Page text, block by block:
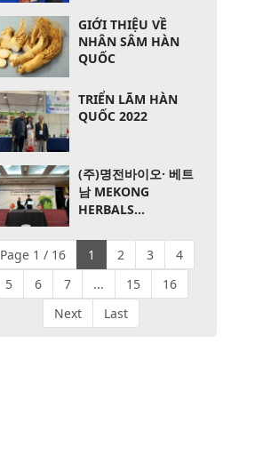
GIỚI THIỆU VỀ
NHÂN SÂM HÀN
QUỐC
TRIỂN LÃM HÀN
QUỐC 2022
(주)명전바이오· 베트
남 MEKONG
HERBALS
100만불 수출 협약
Page 1 / 16 1 2 3
4
5
6 7 ... 15
16
Next
Last